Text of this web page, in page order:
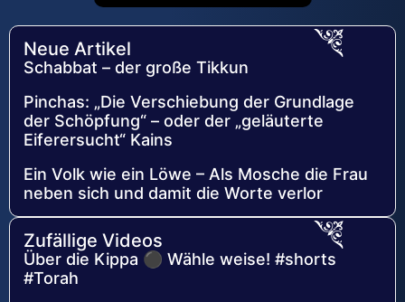
Neue Artikel
Schabbat – der große Tikkun
Pinchas: „Die Verschiebung der Grundlage
der Schöpfung“ – oder der „geläuterte
Eiferersucht“ Kains
Ein Volk wie ein Löwe – Als Mosche die Frau
neben sich und damit die Worte verlor
Zufällige Videos
Über die Kippa ⚫ Wähle weise! #shorts
#Torah